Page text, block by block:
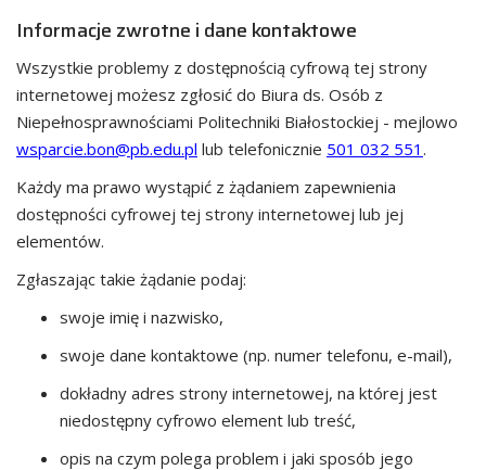
Informacje zwrotne i dane kontaktowe
Wszystkie problemy z dostępnością cyfrową tej strony
internetowej możesz zgłosić do Biura ds. Osób z
Niepełnosprawnościami Politechniki Białostockiej - mejlowo
wsparcie.bon@pb.edu.pl lub telefonicznie 501 032 551 .
Każdy ma prawo wystąpić z żądaniem zapewnienia
dostępności cyfrowej tej strony internetowej lub jej
elementów.
Zgłaszając takie żądanie podaj:
swoje imię i nazwisko,
swoje dane kontaktowe (np. numer telefonu, e-mail),
dokładny adres strony internetowej, na której jest
niedostępny cyfrowo element lub treść,
opis na czym polega problem i jaki sposób jego